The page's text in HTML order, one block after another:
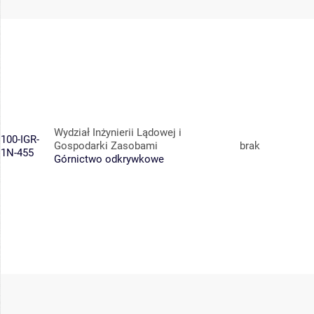
100-IGR-
1N-455
Wydział Inżynierii Lądowej i
Gospodarki Zasobami
Górnictwo odkrywkowe
brak